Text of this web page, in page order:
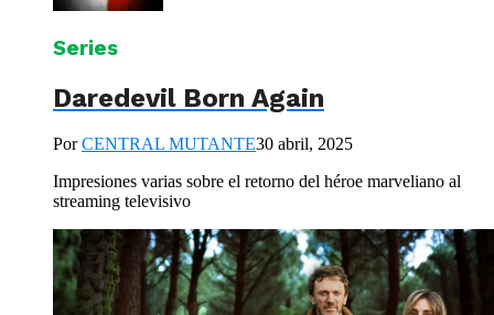
Series
Daredevil Born Again
PorCENTRAL MUTANTE30 abril, 2025
Impresiones varias sobre el retorno del héroe marveliano al
streaming televisivo